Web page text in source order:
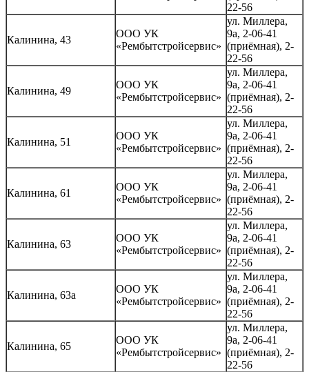
22-56
Калинина, 43
ООО УК
«Рембытстройсервис»
ул. Миллера,
9а, 2-06-41
(приёмная), 2-
22-56
Калинина, 49
ООО УК
«Рембытстройсервис»
ул. Миллера,
9а, 2-06-41
(приёмная), 2-
22-56
Калинина, 51
ООО УК
«Рембытстройсервис»
ул. Миллера,
9а, 2-06-41
(приёмная), 2-
22-56
Калинина, 61
ООО УК
«Рембытстройсервис»
ул. Миллера,
9а, 2-06-41
(приёмная), 2-
22-56
Калинина, 63
ООО УК
«Рембытстройсервис»
ул. Миллера,
9а, 2-06-41
(приёмная), 2-
22-56
Калинина, 63а
ООО УК
«Рембытстройсервис»
ул. Миллера,
9а, 2-06-41
(приёмная), 2-
22-56
Калинина, 65
ООО УК
«Рембытстройсервис»
ул. Миллера,
9а, 2-06-41
(приёмная), 2-
22-56